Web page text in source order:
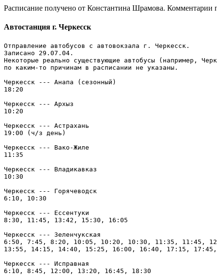
Расписание получено от Константина Шрамова. Комментарии
Автостанция г. Черкесск
Отправление автобусов с автовокзала г. Черкесск.
Записано 29.07.04.
Некоторые реально существующие автобусы (например,
по каким-то причинам в расписании не указаны.
Черкесск --- Анапа (сезонный)
18:20
Черкесск --- Архыз
10:20
Черкесск --- Астрахань
19:00 (ч/з день)
Черкесск --- Вако-Жиле
11:35
Черкесск --- Владикавказ
10:30
Черкесск --- Горячеводск
6:10, 10:30
Черкесск --- Ессентуки
8:30, 11:45, 13:42, 15:30, 16:05
Черкесск --- Зеленчукская
6:50, 7:45, 8:20, 10:05, 10:20, 10:30, 11:35, 11:45,
13:55, 14:15, 14:40, 15:25, 16:00, 16:40, 17:15,
Черкесск --- Исправная
6:10, 8:45, 12:00, 13:20, 16:45, 18:30